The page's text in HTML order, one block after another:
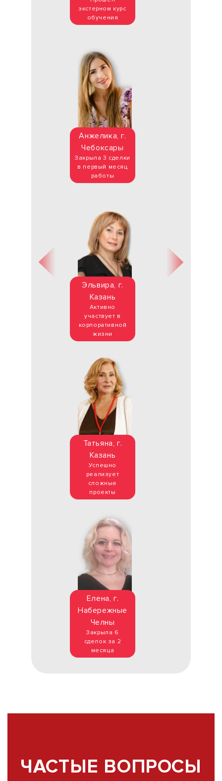
экстерном курс
обучения
Анжелика, г.
Чебоксары
Закрыла 3 сделки
в первый месяц
работы
Эльвира, г.
Казань
Активно
участвует в
корпоративной
жизни
Татьяна, г.
Казань
Успешно
реализует
сложные
проекты
Елена, г.
Набережные
Челны
Закрыла 6
сделок за 2
месяца
ЧАСТЫЕ ВОПРОСЫ